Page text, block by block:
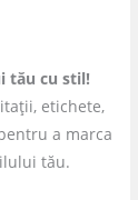
tău cu stil!
etichete,
a marca
tău.